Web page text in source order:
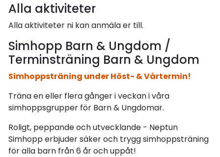
Alla aktiviteter
Alla aktiviteter ni kan anmäla er till.
Simhopp Barn & Ungdom /
Terminsträning Barn & Ungdom
Simhoppsträning under Höst- & Vårtermin!
Träna en eller flera gånger i veckan i våra
simhoppsgrupper för Barn & Ungdomar.
Roligt, peppande och utvecklande - Neptun
Simhopp erbjuder säker och trygg simhoppsträning
för alla barn från 6 år och uppåt!